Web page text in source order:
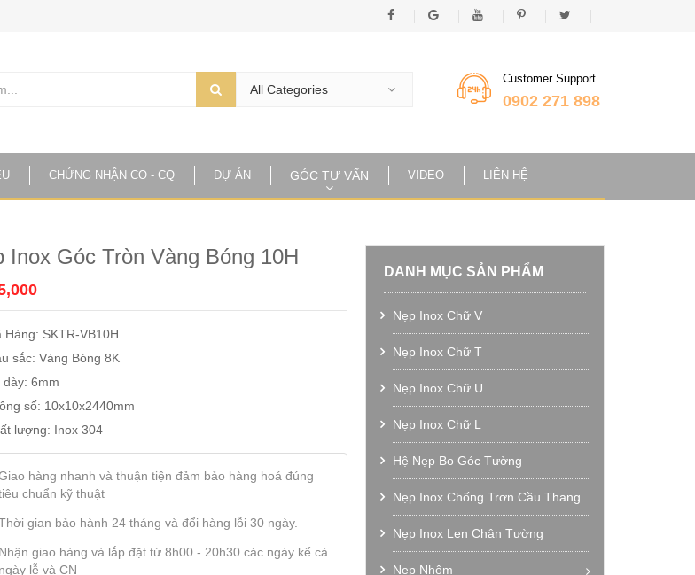
Customer Support
0902 271 898
All Categories
CHỨNG NHẬN CO - CQ DỰ ÁN GÓC TƯ VẤN VIDEO LIÊN HỆ
Inox Góc Tròn Vàng Bóng 10H
Hàng: SKTR-VB10H
sắc: Vàng Bóng 8K
6mm
số: 10x10x2440mm
lượng: Inox 304
hàng nhanh và thuận tiện đảm bảo hàng hoá đúng
chuẩn kỹ thuật
gian bảo hành 24 tháng và đổi hàng lỗi 30 ngày.
Nhận giao hàng và lắp đặt từ 8h00 - 20h30 các ngày kể cả
ngày lễ và CN
DANH MỤC SẢN PHẨM
Nẹp Inox Chữ V
Nẹp Inox Chữ T
Nẹp Inox Chữ U
Nẹp Inox Chữ L
Hệ Nẹp Bo Góc Tường
Nẹp Inox Chống Trơn Cầu Thang
Nẹp Inox Len Chân Tường
Nẹp Nhôm